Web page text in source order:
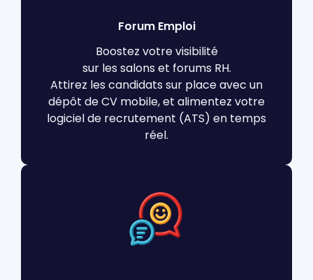
Forum Emploi
Boostez votre visibilité
sur les salons et forums RH.
Attirez les candidats sur place avec un
dépôt de CV mobile, et alimentez votre
logiciel de recrutement (ATS) en temps
réel.